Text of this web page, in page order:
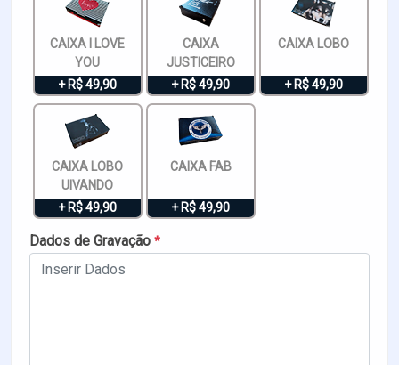
CAIXA I LOVE
YOU
+ R$ 49,90
CAIXA
JUSTICEIRO
+ R$ 49,90
CAIXA LOBO
+ R$ 49,90
CAIXA LOBO
UIVANDO
+ R$ 49,90
CAIXA FAB
+ R$ 49,90
Dados de Gravação *